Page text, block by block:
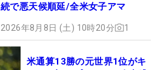
続で悪天候順延/全米女子アマ
2026年8月8日 (土) 10時20分 1
米通算13勝の元世界1位がキ